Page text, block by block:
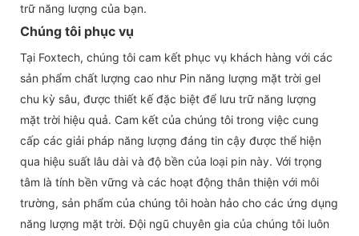
trữ năng lượng của bạn.
Chúng tôi phục vụ
Tại Foxtech, chúng tôi cam kết phục vụ khách hàng với các
sản phẩm chất lượng cao như Pin năng lượng mặt trời gel
chu kỳ sâu, được thiết kế đặc biệt để lưu trữ năng lượng
mặt trời hiệu quả. Cam kết của chúng tôi trong việc cung
cấp các giải pháp năng lượng đáng tin cậy được thể hiện
qua hiệu suất lâu dài và độ bền của loại pin này. Với trọng
tâm là tính bền vững và các hoạt động thân thiện với môi
trường, sản phẩm của chúng tôi hoàn hảo cho các ứng dụng
năng lượng mặt trời. Đội ngũ chuyên gia của chúng tôi luôn